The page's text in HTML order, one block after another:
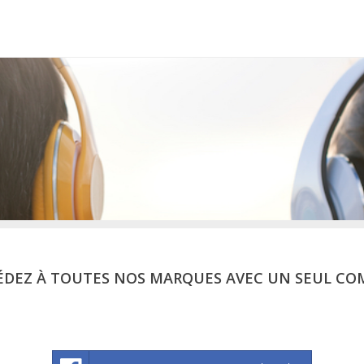
À TOUTES NOS MARQUES AVEC UN SEUL